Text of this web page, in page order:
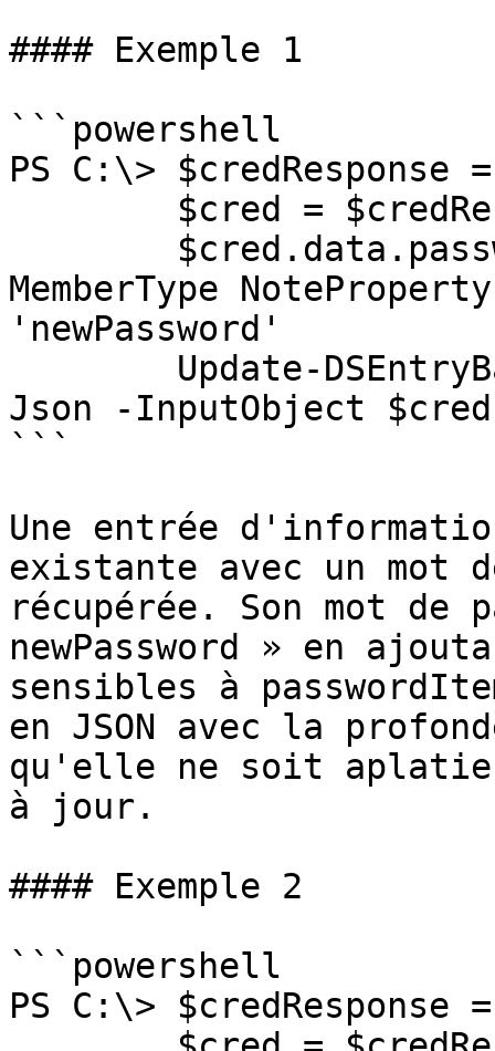
#### Exemple 1
```powershell
PS C:\>
MemberType
'newPassword'
Json -InputObject
```
Une entrée
existante avec un mot
récupérée. Son mot de
newPassword » en
sensibles à
en JSON avec la
qu'elle ne soit
à jour.
#### Exemple 2
```powershell
PS C:\>